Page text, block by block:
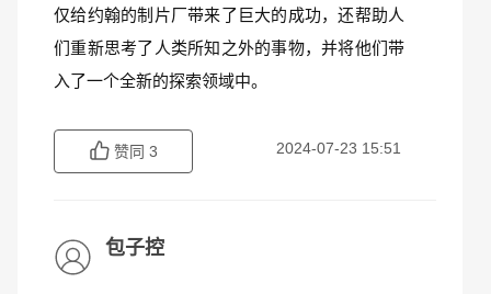
仅给约翰的制片厂带来了巨大的成功，还帮助人
们重新思考了人类所知之外的事物，并将他们带
入了一个全新的探索领域中。
赞同 3 2024-07-23 15:51
包子控